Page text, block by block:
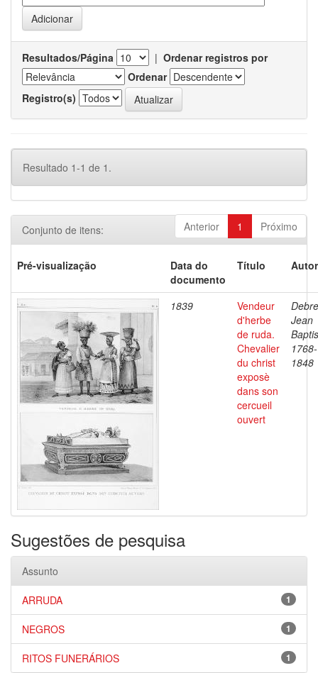
Resultados/Página | Ordenar registros por
Ordenar
Registro(s)
Resultado 1-1 de 1.
Anterior 1 Próximo
Conjunto de itens:
Pré-visualização
Data do
documento
Título
1839
Vendeur
d'herbe
de ruda.
Chevalier
du christ
exposè
dans son
cercueil
ouvert
Jean
1768-
1848
Sugestões de pesquisa
Assunto
1
ARRUDA
1
NEGROS
1
RITOS FUNERÁRIOS